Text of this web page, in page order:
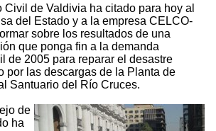
Civil de Valdivia ha citado para hoy al
del Estado y a la empresa CELCO-
sobre los resultados de una
que ponga fin a la demanda
de 2005 para reparar el desastre
por las descargas de la Planta de
Santuario del Río Cruces.
de
ha